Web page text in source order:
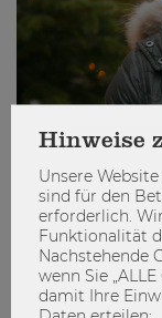
Was
Silvester
zukunftspläne
Hinweise
Unsere
sind für den
erforderlich.
Funktionalität
Nachstehende
wenn Sie
damit Ihre